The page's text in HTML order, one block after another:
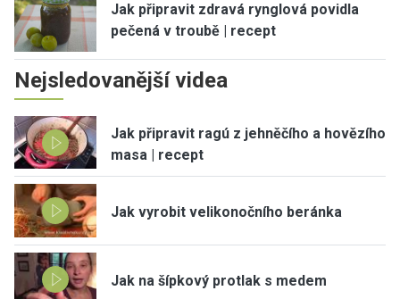
Jak připravit zdravá rynglová povidla
pečená v troubě | recept
Nejsledovanější videa
Jak připravit ragú z jehněčího a hovězího
masa | recept
Jak vyrobit velikonočního beránka
Jak na šípkový protlak s medem